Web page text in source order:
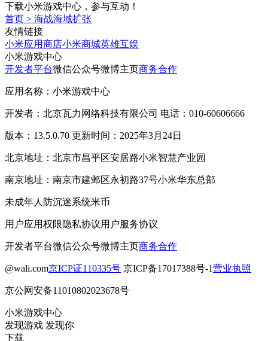
下载小米游戏中心，参与互动！
首页 > 海战海域扩张
友情链接
小米应用商店小米商城英雄互娱
小米游戏中心
开发者平台微信公众号微博主页商务合作
应用名称：小米游戏中心
开发者：北京瓦力网络科技有限公司 电话：010-60606666
版本：13.5.0.70 更新时间：2025年3月24日
北京地址：北京市昌平区安居路小米智慧产业园
南京地址：南京市建邺区永初路37号小米华东总部
未成年人防沉迷系统米币
用户应用权限隐私协议用户服务协议
开发者平台微信公众号微博主页商务合作
@wali.com京ICP证110335号 京ICP备17017388号-1营业执照
京公网安备11010802023678号
小米游戏中心
发现游戏 发现你
下载